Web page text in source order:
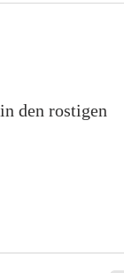
den rostigen